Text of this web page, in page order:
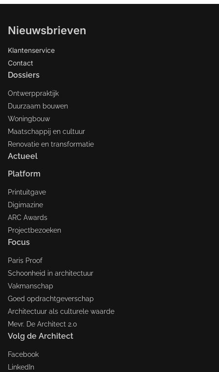
Nieuwsbrieven
Klantenservice
Contact
Dossiers
Ontwerppraktijk
Duurzaam bouwen
Woningbouw
Maatschappij en cultuur
Renovatie en transformatie
Actueel
Platform
Printuitgave
Digimazine
ARC Awards
Projectbezoeken
Focus
Paris Proof
Schoonheid in architectuur
Vakmanschap
Goed opdrachtgeverschap
Architectuur als culturele waarde
Mevr. De Architect 2.0
Volg de Architect
Facebook
LinkedIn